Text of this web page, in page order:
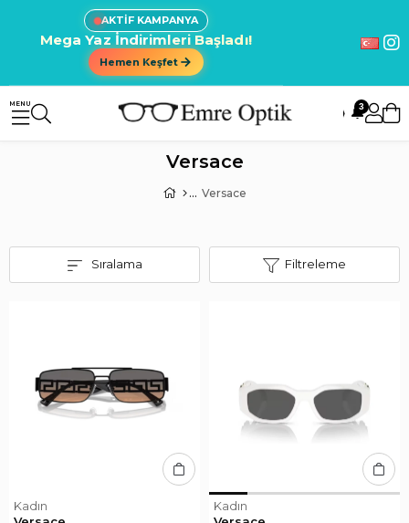
AKTİF KAMPANYA
Mega Yaz İndirimleri Başladı!
Hemen Keşfet
🔔
3
Versace
Versace
Filtreleme
Sıralama
Kadın Kadın